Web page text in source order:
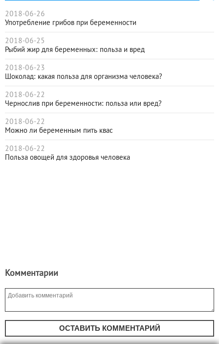
2018-06-26
Употребление грибов при беременности
2018-06-25
Рыбий жир для беременных: польза и вред
2018-06-23
Шоколад: какая польза для организма человека?
2018-06-22
Чернослив при беременности: польза или вред?
2018-06-22
Можно ли беременным пить квас
2018-06-22
Польза овощей для здоровья человека
Комментарии
ОСТАВИТЬ КОММЕНТАРИЙ